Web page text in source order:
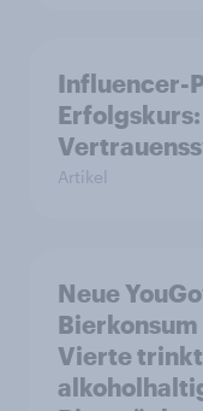
Influencer-
Artikel
Neue
Vierte